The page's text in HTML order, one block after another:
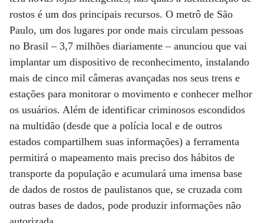
rostos é um dos principais recursos. O metrô de São
Paulo, um dos lugares por onde mais circulam pessoas
no Brasil – 3,7 milhões diariamente – anunciou que vai
implantar um dispositivo de reconhecimento, instalando
mais de cinco mil câmeras avançadas nos seus trens e
estações para monitorar o movimento e conhecer melhor
os usuários. Além de identificar criminosos escondidos
na multidão (desde que a polícia local e de outros
estados compartilhem suas informações) a ferramenta
permitirá o mapeamento mais preciso dos hábitos de
transporte da população e acumulará uma imensa base
de dados de rostos de paulistanos que, se cruzada com
outras bases de dados, pode produzir informações não